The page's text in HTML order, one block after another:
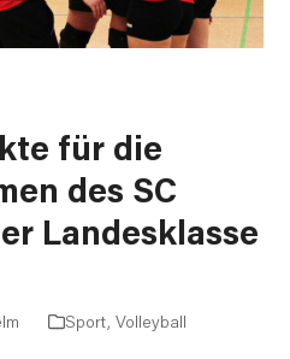
für die
des SC
Landesklasse
Sport, Volleyball